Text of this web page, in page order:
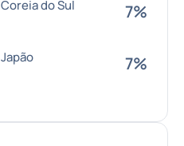
Coreia do Sul 7%
Japão 7%